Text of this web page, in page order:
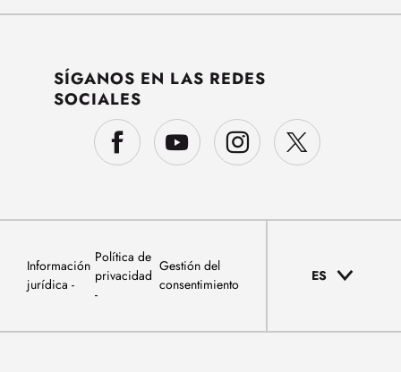
SÍGANOS EN LAS REDES
SOCIALES
Información
jurídica
Política de
privacidad
Gestión del
consentimiento
ES